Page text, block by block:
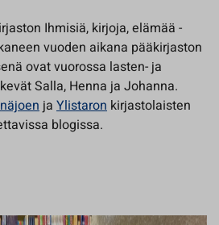
Ihmisiä, kirjoja, elämää -
vuoden aikana pääkirjaston
ovat vuorossa lasten- ja
Salla, Henna ja Johanna.
ja Ylistaron kirjastolaisten
blogissa.